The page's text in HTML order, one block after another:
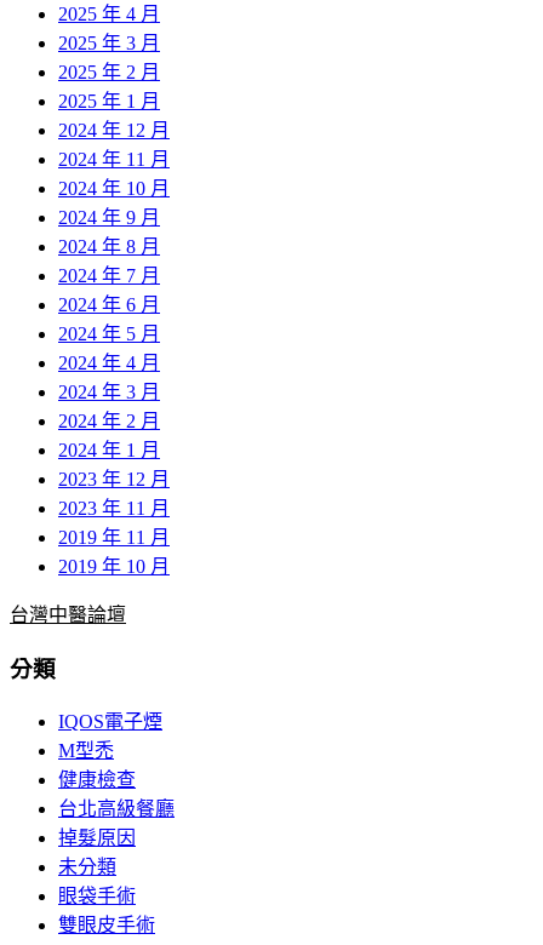
2025 年 4 月
2025 年 3 月
2025 年 2 月
2025 年 1 月
2024 年 12 月
2024 年 11 月
2024 年 10 月
2024 年 9 月
2024 年 8 月
2024 年 7 月
2024 年 6 月
2024 年 5 月
2024 年 4 月
2024 年 3 月
2024 年 2 月
2024 年 1 月
2023 年 12 月
2023 年 11 月
2019 年 11 月
2019 年 10 月
台灣中醫論壇
分類
IQOS電子煙
M型禿
健康檢查
台北高級餐廳
掉髮原因
未分類
眼袋手術
雙眼皮手術